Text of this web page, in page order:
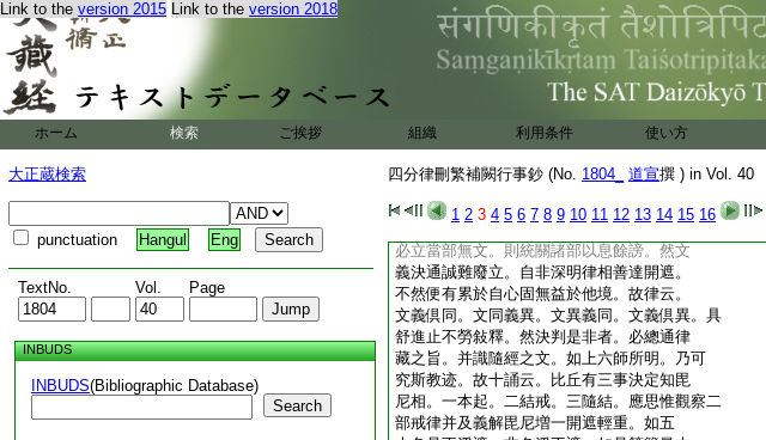
Link to the version 2015 Link to the version 2018
ホーム 検索 ご挨拶 組織 利用条件 使い方
大正蔵検索
punctuation Hangul Eng
TextNo. Vol. Page
INBUDS
INBUDS(Bibliographic Database)
Search
四分律刪繁補闕行事鈔 (No. 1804_ 道宣撰 ) in Vol. 40
1 2 3 4 5 6 7 8 9 10 11 12 13 14 15 16
有用解參差。此鈔所宗意存第三第六。餘亦
參取得失隨機。知時故也
第五文義決通意。夫理本絶名。故立名標其
宗極。名隨事顯。故對事而備斯文。然考斯律
藏言事並周。但爲年代渺邈聲彩靡追。法爲
時移事多殘缺。加以五師捃拾情見不同。重
由翻譯失旨妄生構立。又爲抄寫錯漏相承
傳濫。所以至於尋究紛慮良多。今總會之以
通其大見。若文義倶闕。則可擧一以例諸。或
就理有而成前事。或在文雖具而於義有闕。
必立當部無文。則統關諸部以息餘謗。然文
義決通誠難廢立。自非深明律相善達開遮。
不然便有累於自心固無益於他境。故律云。
文義倶同。文同義異。文異義同。文義倶異。具
舒進止不勞敍釋。然決判是非者。必總通律
藏之旨。并識隨經之文。如上六師所明。乃可
究斯教迹。故十誦云。比丘有三事決定知毘
尼相。一本起。二結戒。三隨結。應思惟觀察二
部戒律并及義解毘尼増一開遮輕重。如五